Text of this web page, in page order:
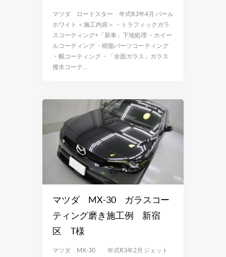
マツダ ロードスター 年式R3年4月 パール
ホワイト ＜施工内容＞ ・トラフィックガラ
スコーティング+「新車」下地処理 ・ホイー
ルコーティング ・樹脂パーツコーティング
・幌コーティング ・「全面ガラス」ガラス
撥水コーテ…
マツダ MX-30 ガラスコー
ティング磨き施工例 新宿
区 T様
マツダ MX-30 年式R3年2月 ジェット